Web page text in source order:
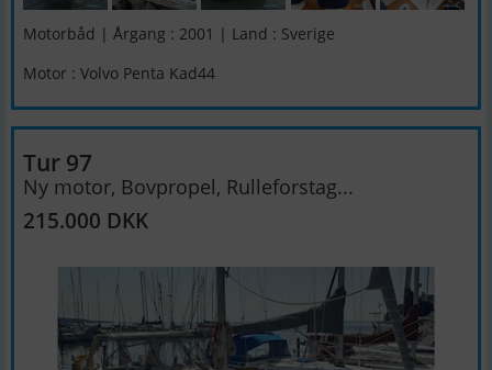
Motorbåd | Årgang : 2001 | Land : Sverige
Motor : Volvo Penta Kad44
Tur 97
Ny motor, Bovpropel, Rulleforstag...
215.000 DKK